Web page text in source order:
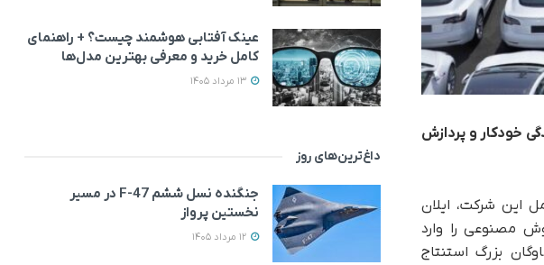
خودکار و پردازش
سال ۲۰۲۵ شرکت تسلا، مدیرعامل این شرکت، ایلان
مصنوعی را وارد
بزرگ استنتاج
عینک آفتابی هوشمند چیست؟ + راهنمای
کامل خرید و معرفی بهترین مدل‌ها
داغ‌ترین‌های روز
جنگنده نسل ششم F-47 در مسیر
نخستین پرواز